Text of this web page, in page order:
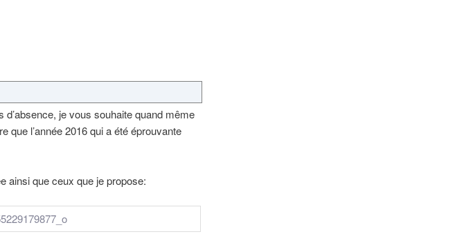
je vous souhaite quand même
que l’année 2016 qui a été éprouvante
ainsi que ceux que je propose: